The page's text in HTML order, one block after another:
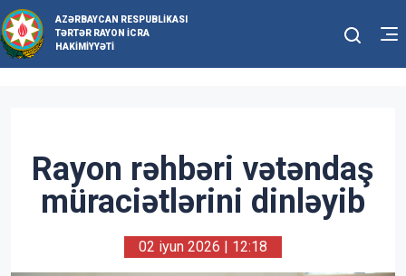
AZƏRBAYCAN RESPUBLIKASI
TƏRTƏR RAYON İCRA
HAKIMIYYƏTI
Rayon rəhbəri vətəndaş
müraciətlərini dinləyib
02 iyun 2026 | 12:18